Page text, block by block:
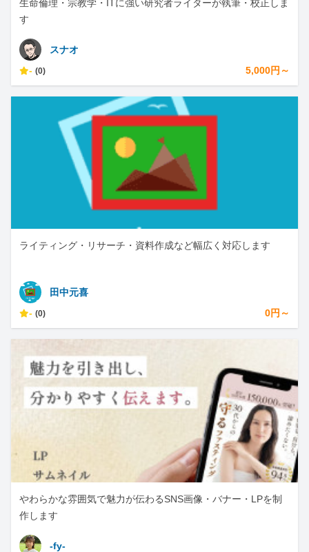
生命倫理・宗教学・ITに強い研究者ライターが執筆・校正しま
す
スナオ
- (0) 5,000円～
ライティング・リサーチ・資料作成など幅広く対応します
田中元喜
- (0) 0円～
やわらかな雰囲気で魅力が伝わるSNS画像・バナー・LPを制
作します
-fy-